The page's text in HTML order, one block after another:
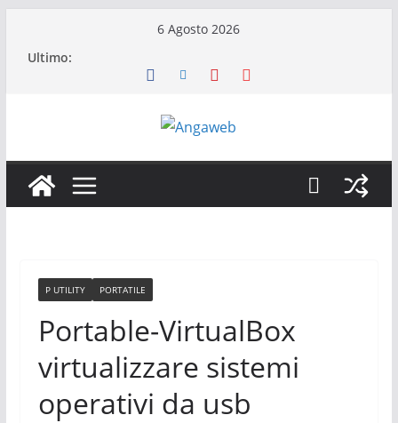
6 Agosto 2026
Ultimo:
P UTILITY PORTATILE
Portable-VirtualBox
virtualizzare sistemi
operativi da usb